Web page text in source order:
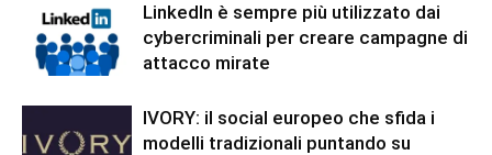
LinkedIn è sempre più utilizzato dai
cybercriminali per creare campagne di
attacco mirate
IVORY: il social europeo che sfida i
modelli tradizionali puntando su